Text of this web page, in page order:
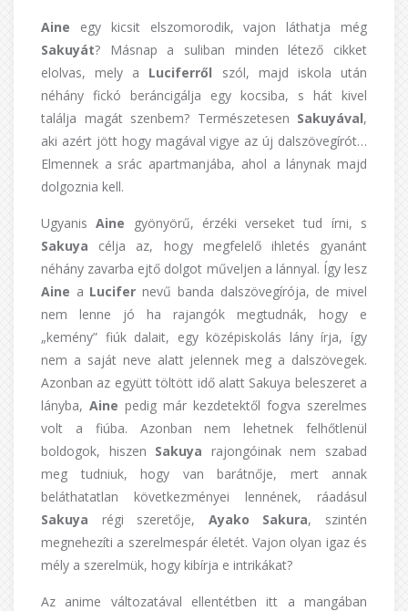
Aine egy kicsit elszomorodik, vajon láthatja még
Sakuyát? Másnap a suliban minden létező cikket
elolvas, mely a Luciferről szól, majd iskola után
néhány fickó beráncigálja egy kocsiba, s hát kivel
találja magát szenbem? Természetesen Sakuyával,
aki azért jött hogy magával vigye az új dalszövegírót…
Elmennek a srác apartmanjába, ahol a lánynak majd
dolgoznia kell.
UgyanisAine
gyönyörű, érzéki verseket tud írni, s
Sakuya célja az, hogy megfelelő ihletés gyanánt
néhány zavarba ejtő dolgot műveljen a lánnyal. Így lesz
Aine a Lucifernevű banda dalszövegírója, de mivel
nem lenne jó ha rajangók megtudnák, hogy e
„kemény” fiúk dalait, egy középiskolás lány írja, így
nem a saját neve alatt jelennek meg a dalszövegek.
Azonban az együtt töltött idő alatt Sakuya beleszeret a
lányba, Aine pedig már kezdetektől fogva szerelmes
volt a fiúba. Azonban nem lehetnek felhőtlenül
boldogok, hiszen Sakuya rajongóinak nem szabad
meg tudniuk, hogy van barátnője, mert annak
beláthatatlan következményei lennének, ráadásul
Sakuya régi szeretője, Ayako Sakura, szintén
megnehezíti a szerelmespár életét. Vajon olyan igaz és
mély a szerelmük, hogy kibírja e intrikákat?
Az anime változatával ellentétben itt a mangában